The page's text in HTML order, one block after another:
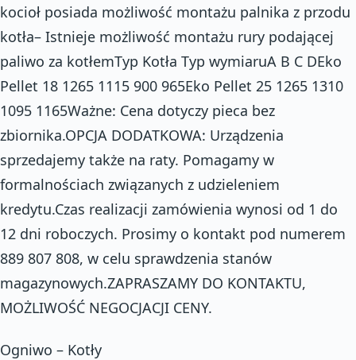
kocioł posiada możliwość montażu palnika z przodu
kotła– Istnieje możliwość montażu rury podającej
paliwo za kotłemTyp Kotła Typ wymiaruA B C DEko
Pellet 18 1265 1115 900 965Eko Pellet 25 1265 1310
1095 1165Ważne: Cena dotyczy pieca bez
zbiornika.OPCJA DODATKOWA: Urządzenia
sprzedajemy także na raty. Pomagamy w
formalnościach związanych z udzieleniem
kredytu.Czas realizacji zamówienia wynosi od 1 do
12 dni roboczych. Prosimy o kontakt pod numerem
889 807 808, w celu sprawdzenia stanów
magazynowych.ZAPRASZAMY DO KONTAKTU,
MOŻLIWOŚĆ NEGOCJACJI CENY.
Ogniwo – Kotły